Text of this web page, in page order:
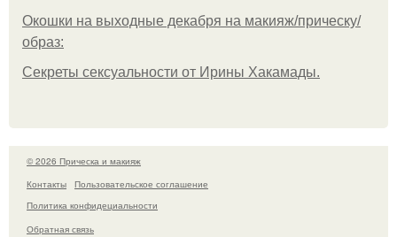
Окошки на выходные декабря на макияж/прическу/
образ:
Секреты сексуальности от Ирины Хакамады.
© 2026 Прическа и макияж
Контакты
Пользовательское соглашение
Политика конфидециальности
Обратная связь